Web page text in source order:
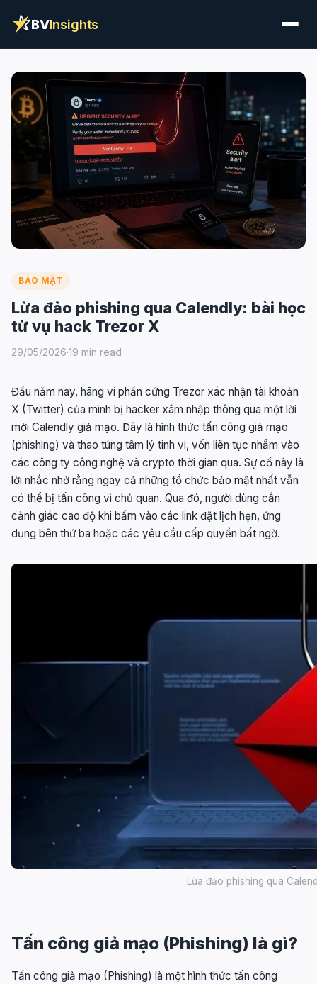
BVInsights
BẢO MẬT
Lừa đảo phishing qua Calendly: bài học
từ vụ hack Trezor X
29/05/2026·19 min read
Đầu năm nay, hãng ví phần cứng Trezor xác nhận tài khoản
X (Twitter) của mình bị hacker xâm nhập thông qua một lời
mời Calendly giả mạo. Đây là hình thức tấn công giả mạo
(phishing) và thao túng tâm lý tinh vi, vốn liên tục nhắm vào
các công ty công nghệ và crypto thời gian qua. Sự cố này là
lời nhắc nhở rằng ngay cả những tổ chức bảo mật nhất vẫn
có thể bị tấn công vì chủ quan. Qua đó, người dùng cần
cảnh giác cao độ khi bấm vào các link đặt lịch hẹn, ứng
dụng bên thứ ba hoặc các yêu cầu cấp quyền bất ngờ.
Lừa đảo phishing qua
Tấn công giả mạo (Phishing) là gì?
Tấn công giả mạo (Phishing) là một hình thức tấn công